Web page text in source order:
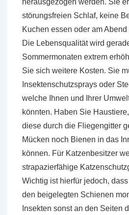
herausgezogen werden. Sie
störungsfreien Schlaf, keine
Kuchen essen oder am
Die Lebensqualität wird
Sommermonaten extrem
Sie sich weitere Kosten. Sie
Insektenschutzsprays oder
welche Ihnen und Ihrer
könnten. Haben Sie
diese durch die Fliegengitter
Mücken noch Bienen in das
können. Für Katzenbesitzer
strapazierfähige
Wichtig ist hierfür jedoch,
den beigelegten Schienen
Insekten sonst an den Seiten